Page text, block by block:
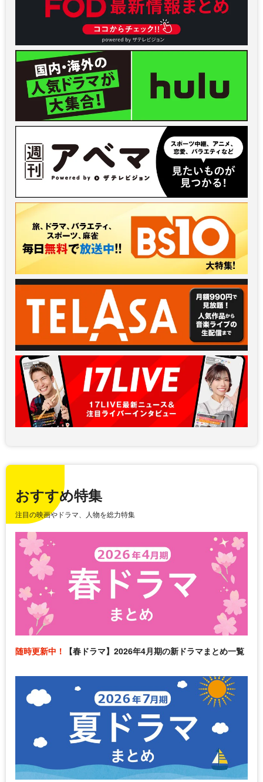
おすすめ特集
注目の映画やドラマ、人物を総力特集
随時更新中！ 【春ドラマ】2026年4月期の新ドラマまとめ一覧